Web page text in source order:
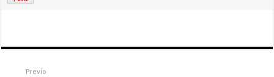
Previo